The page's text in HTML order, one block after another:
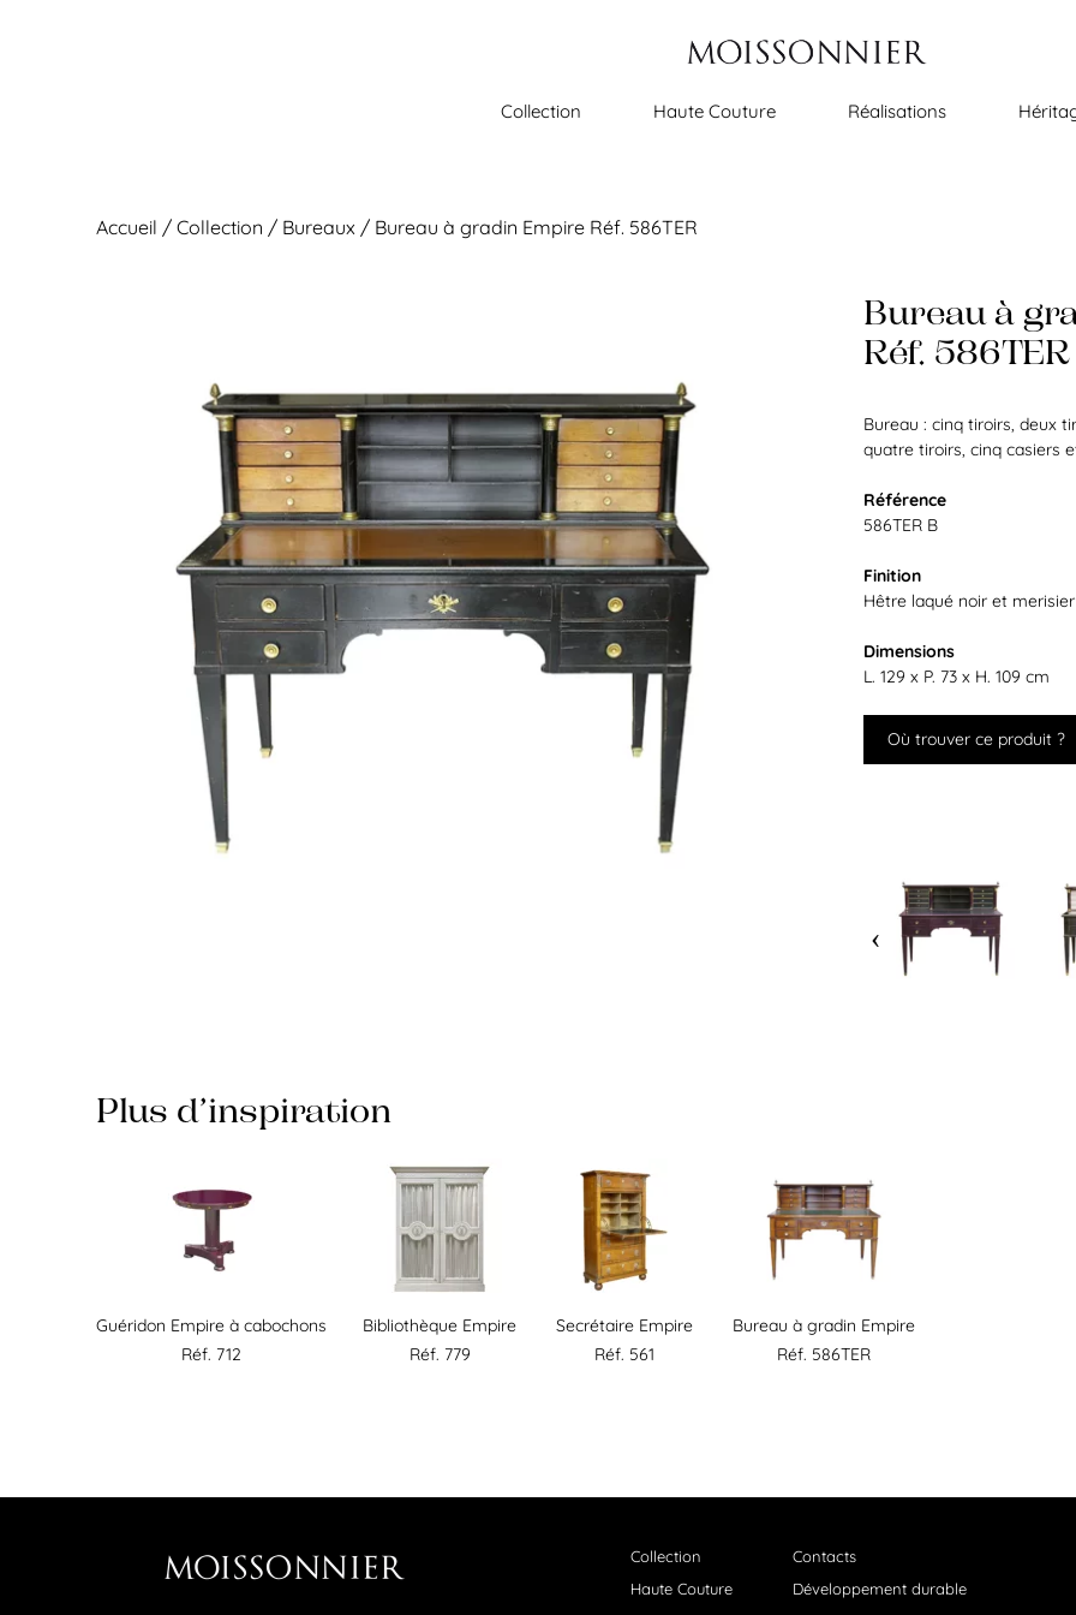
Collection Haute Couture Réalisations
Accueil /Collection / Bureaux / Bureau à gradin Empire Réf. 586TER
Bureau à
Réf. 586TER
Bureau : cinq tiroirs, deux
quatre tiroirs, cinq casiers
Référence
586TER B
Finition
Hêtre laqué noir et
Dimensions
L. 129 x P. 73 x H. 109 cm
Où trouver ce produit ?
Plus d’inspiration
Guéridon Empire à cabochons
Réf. 712
Bibliothèque Empire
Réf. 779
Secrétaire Empire
Réf. 561
Bureau à gradin Empire
Réf. 586TER
Collection
Haute Couture
Contacts
Développement durable